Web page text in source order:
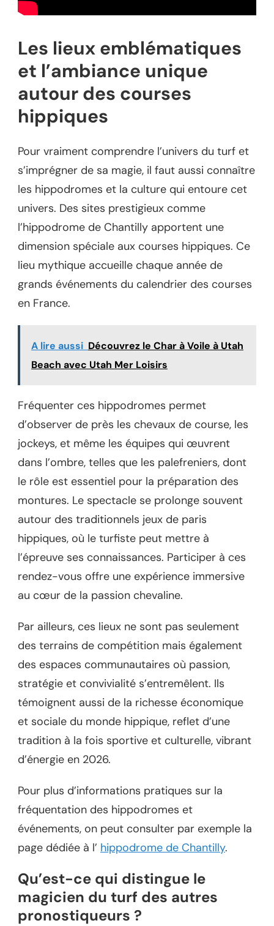
Les lieux emblématiques
et l’ambiance unique
autour des courses
hippiques
Pour vraiment comprendre l’univers du turf et
s’imprégner de sa magie, il faut aussi connaître
les hippodromes et la culture qui entoure cet
univers. Des sites prestigieux comme
l’hippodrome de Chantilly apportent une
dimension spéciale aux courses hippiques. Ce
lieu mythique accueille chaque année de
grands événements du calendrier des courses
en France.
A lire aussi Découvrez le Char à Voile à Utah
Beach avec Utah Mer Loisirs
Fréquenter ces hippodromes permet
d’observer de près les chevaux de course, les
jockeys, et même les équipes qui œuvrent
dans l’ombre, telles que les palefreniers, dont
le rôle est essentiel pour la préparation des
montures. Le spectacle se prolonge souvent
autour des traditionnels jeux de paris
hippiques, où le turfiste peut mettre à
l’épreuve ses connaissances. Participer à ces
rendez-vous offre une expérience immersive
au cœur de la passion chevaline.
Par ailleurs, ces lieux ne sont pas seulement
des terrains de compétition mais également
des espaces communautaires où passion,
stratégie et convivialité s’entremêlent. Ils
témoignent aussi de la richesse économique
et sociale du monde hippique, reflet d’une
tradition à la fois sportive et culturelle, vibrant
d’énergie en 2026.
Pour plus d’informations pratiques sur la
fréquentation des hippodromes et
événements, on peut consulter par exemple la
page dédiée à l’ hippodrome de Chantilly.
Qu’est-ce qui distingue le
magicien du turf des autres
pronostiqueurs ?